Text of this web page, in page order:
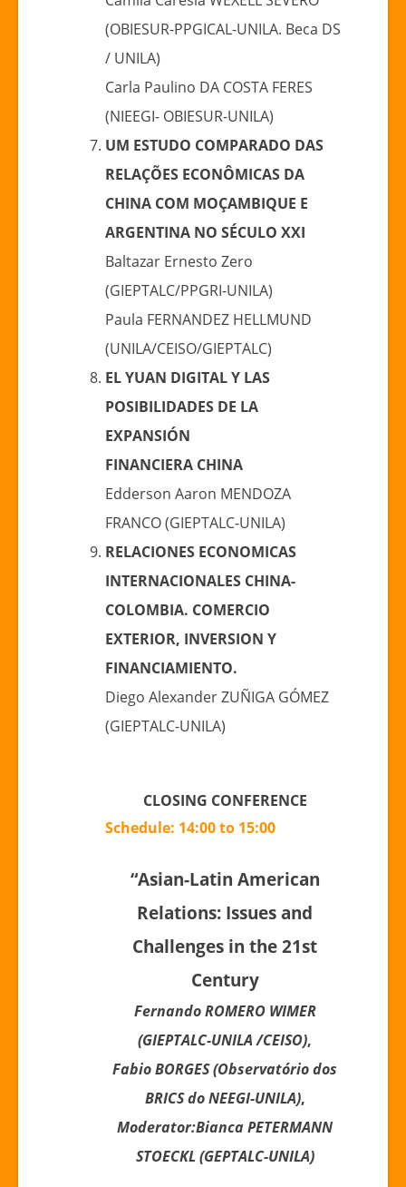
(OBIESUR-PPGICAL-UNILA. Beca DS
/ UNILA)
Carla Paulino DA COSTA FERES
(NIEEGI- OBIESUR-UNILA)
UM ESTUDO COMPARADO DAS
RELAÇÕES ECONÔMICAS DA
CHINA COM MOÇAMBIQUE E
ARGENTINA NO SÉCULO XXI
Baltazar Ernesto Zero
(GIEPTALC/PPGRI-UNILA)
Paula FERNANDEZ HELLMUND
(UNILA/CEISO/GIEPTALC)
EL YUAN DIGITAL Y LAS
POSIBILIDADES DE LA
EXPANSIÓN
FINANCIERA CHINA
Edderson Aaron MENDOZA
FRANCO (GIEPTALC-UNILA)
RELACIONES ECONOMICAS
INTERNACIONALES CHINA-
COLOMBIA. COMERCIO
EXTERIOR, INVERSION Y
FINANCIAMIENTO.
Diego Alexander ZUÑIGA GÓMEZ
(GIEPTALC-UNILA)
CLOSING CONFERENCE
Schedule: 14:00 to 15:00
“Asian-Latin American
Relations: Issues and
Challenges in the 21st
Century
Fernando ROMERO WIMER
(GIEPTALC-UNILA /CEISO),
Fabio BORGES (Observatório dos
BRICS do NEEGI-UNILA),
Moderator:BiancaPETERMANN
STOECKL (GEPTALC-UNILA)